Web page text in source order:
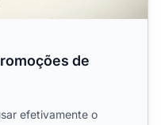
de
efetivamente o